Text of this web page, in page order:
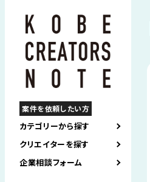
案件を依頼したい方
カテゴリーから探す
クリエイターを探す
企業相談フォーム